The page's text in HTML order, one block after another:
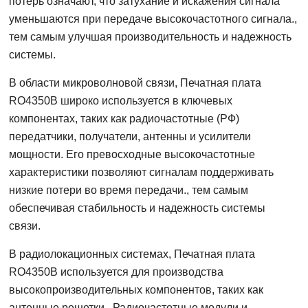
уменьшаются при передаче высокочастотного сигнала.,
тем самым улучшая производительность и надежность
системы.
В области микроволновой связи, Печатная плата
RO4350B широко используется в ключевых
компонентах, таких как радиочастотные (РФ)
передатчики, получатели, антенны и усилители
мощности. Его превосходные высокочастотные
характеристики позволяют сигналам поддерживать
низкие потери во время передачи., тем самым
обеспечивая стабильность и надежность системы
связи.
В радиолокационных системах, Печатная плата
RO4350B используется для производства
высокопроизводительных компонентов, таких как